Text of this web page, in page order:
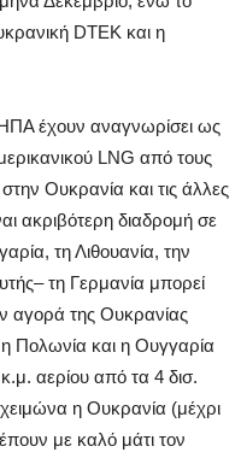
DTEK και η
έχουν αναγνωρίσει ως
LNG από τους
Ουκρανία και τις άλλες
ακριβότερη διαδρομή σε
τη Λιθουανία, την
τη Γερμανία μπορεί
αγορά της Ουκρανίας
Πολωνία και η Ουγγαρία
αερίου από τα 4 δισ.
η Ουκρανία (μέχρι
με καλό μάτι τον